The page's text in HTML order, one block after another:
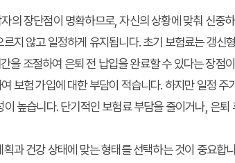
의 장단점이 명확하므로, 자신의 상황에 맞춰 신중
지 않고 일정하게 유지됩니다. 초기 보험료는 갱신
을 조절하여 은퇴 전 납입을 완료할 수 있다는 장점
보험 가입에 대한 부담이 적습니다. 하지만 일정
높습니다. 단기적인 보험료 부담을 줄이거나, 은퇴
과 건강 상태에 맞는 형태를 선택하는 것이 중요합